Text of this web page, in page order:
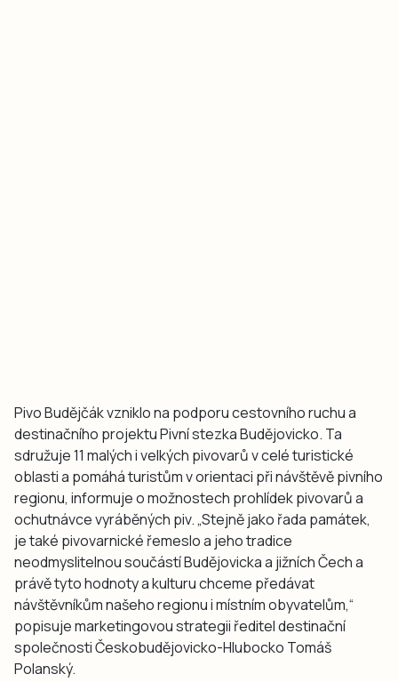
Pivo Budějčák vzniklo na podporu cestovního ruchu a
destinačního projektu Pivní stezka Budějovicko. Ta
sdružuje 11 malých i velkých pivovarů v celé turistické
oblasti a pomáhá turistům v orientaci při návštěvě pivního
regionu, informuje o možnostech prohlídek pivovarů a
ochutnávce vyráběných piv. „Stejně jako řada památek,
je také pivovarnické řemeslo a jeho tradice
neodmyslitelnou součástí Budějovicka a jižních Čech a
právě tyto hodnoty a kulturu chceme předávat
návštěvníkům našeho regionu i místním obyvatelům,“
popisuje marketingovou strategii ředitel destinační
společnosti Českobudějovicko-Hlubocko Tomáš
Polanský.